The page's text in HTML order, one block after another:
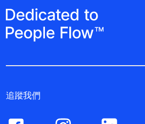
追蹤我們